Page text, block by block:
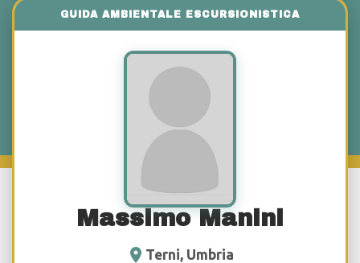
Massimo Manini
Terni, Umbria